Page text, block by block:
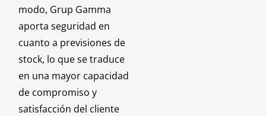
modo, Grup Gamma
aporta seguridad en
cuanto a previsiones de
stock, lo que se traduce
en una mayor capacidad
de compromiso y
satisfacción del cliente